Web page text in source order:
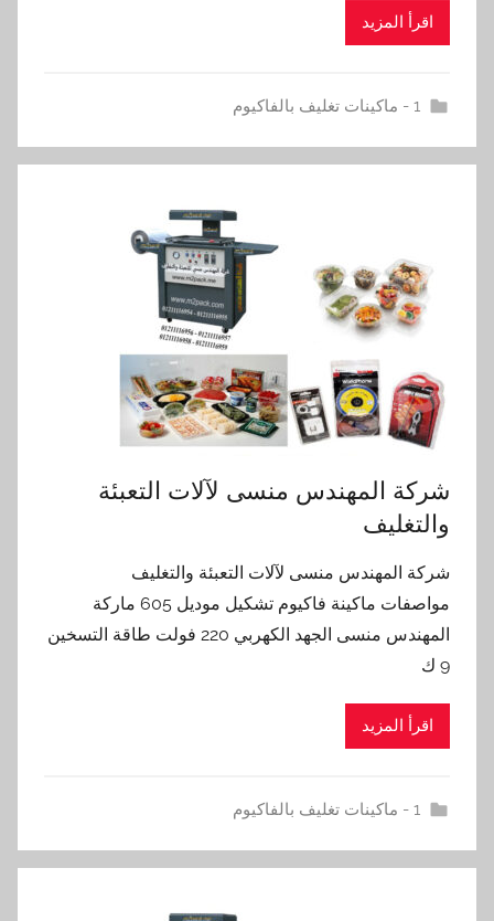
اقرأ المزيد
1 - ماكينات تغليف بالفاكيوم
شركة المهندس منسى لآلات التعبئة
والتغليف
شركة المهندس منسى لآلات التعبئة والتغليف
مواصفات ماكينة فاكيوم تشكيل موديل 605 ماركة
المهندس منسى الجهد الكهربي 220 فولت طاقة التسخين
9 ك
اقرأ المزيد
1 - ماكينات تغليف بالفاكيوم